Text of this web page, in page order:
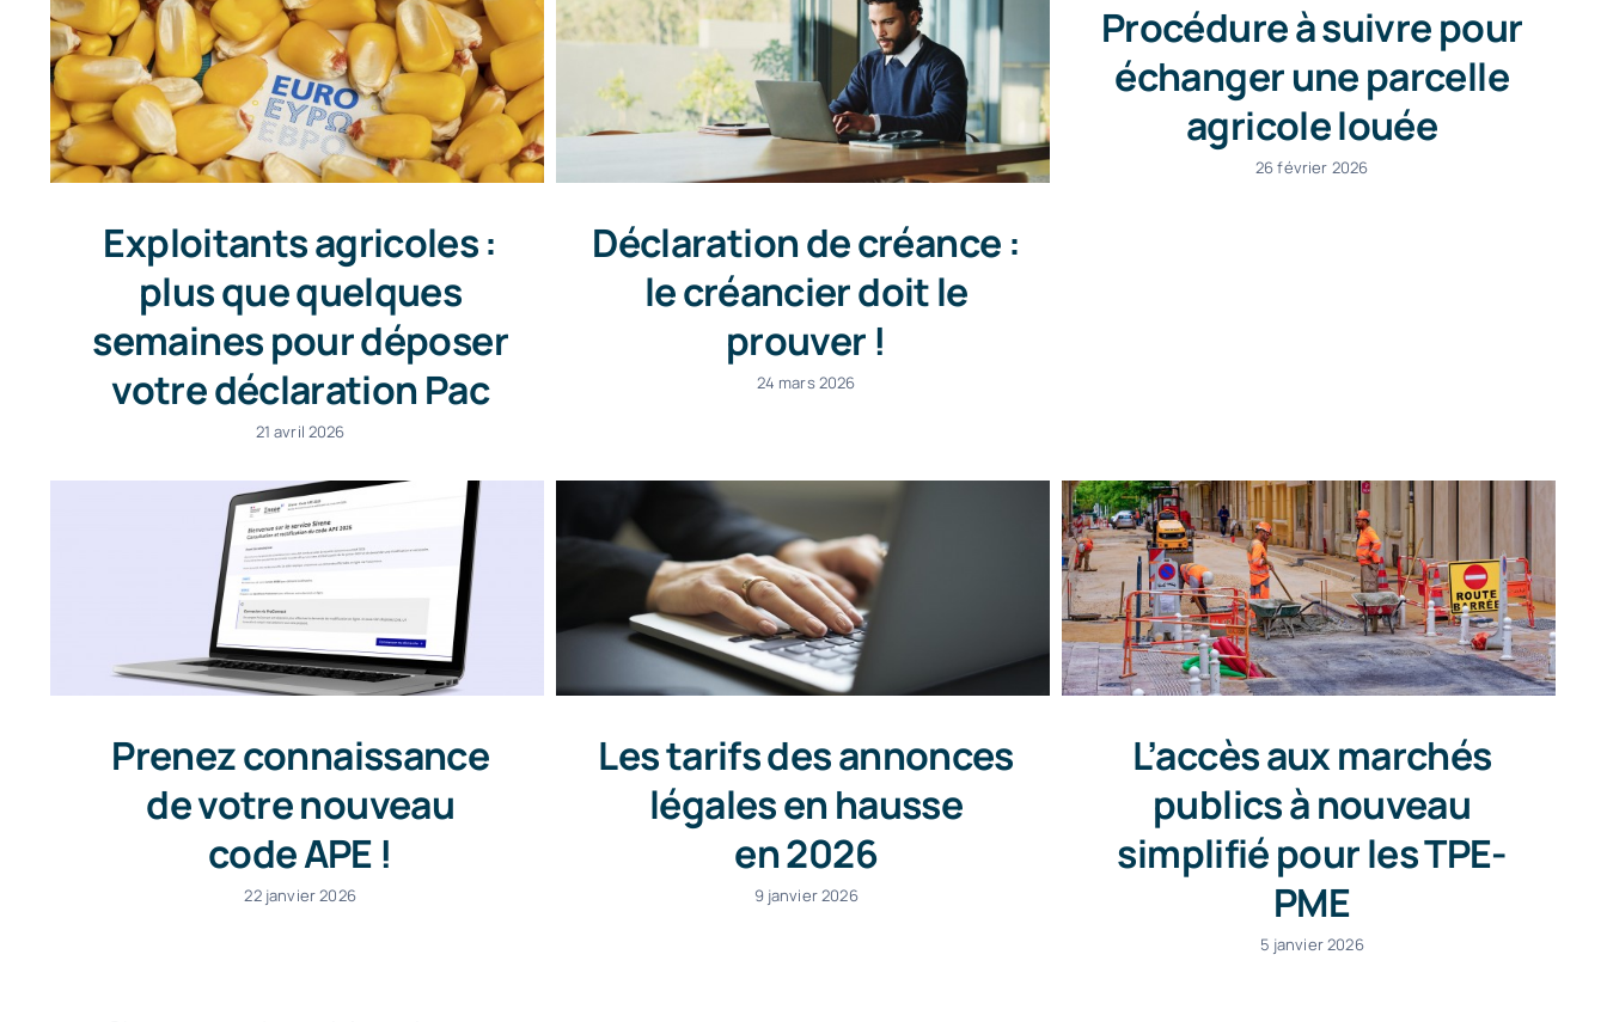
Exploitants agricoles :
plus que quelques
semaines pour déposer
votre déclaration Pac
21 avril 2026
Déclaration de créance :
le créancier doit le
prouver !
24 mars 2026
Procédure à suivre pour
échanger une parcelle
agricole louée
26 février 2026
Prenez connaissance
de votre nouveau
code APE !
22 janvier 2026
Les tarifs des annonces
légales en hausse
en 2026
9 janvier 2026
L’accès aux marchés
publics à nouveau
simplifié pour les TPE-
PME
5 janvier 2026